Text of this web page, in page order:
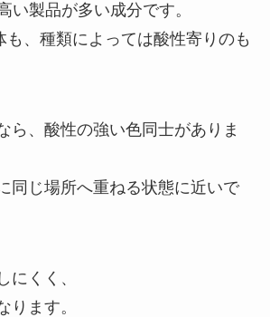
い製品が多い成分です。
も、種類によっては酸性寄りのも
ら、酸性の強い色同士がありま
同じ場所へ重ねる状態に近いで
にくく、
ります。